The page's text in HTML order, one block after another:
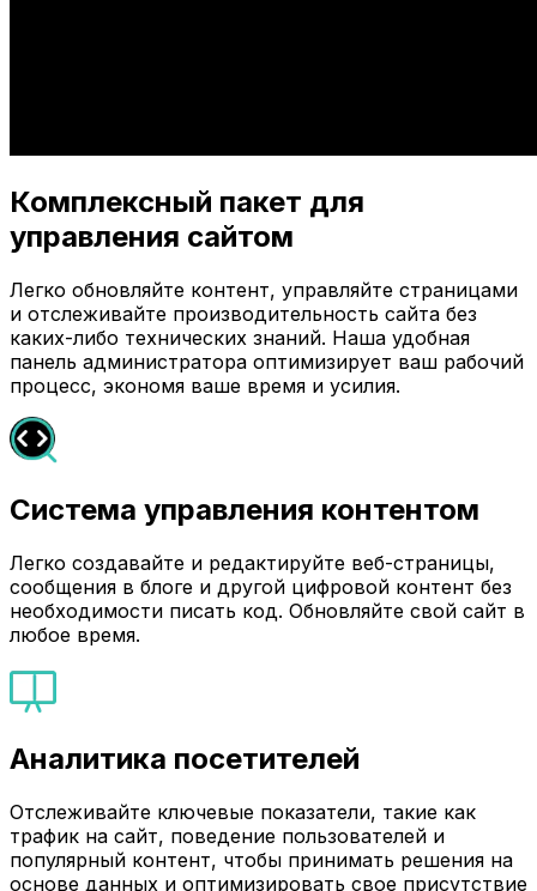
Комплексный пакет для
управления сайтом
Легко обновляйте контент, управляйте страницами
и отслеживайте производительность сайта без
каких-либо технических знаний. Наша удобная
панель администратора оптимизирует ваш рабочий
процесс, экономя ваше время и усилия.
Система управления контентом
Легко создавайте и редактируйте веб-страницы,
сообщения в блоге и другой цифровой контент без
необходимости писать код. Обновляйте свой сайт в
любое время.
Аналитика посетителей
Отслеживайте ключевые показатели, такие как
трафик на сайт, поведение пользователей и
популярный контент, чтобы принимать решения на
основе данных и оптимизировать свое присутствие